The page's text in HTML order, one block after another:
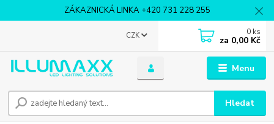
ZÁKAZNICKÁ LINKA +420 731 228 255
Menu
CZK
Hledat
0 ks
za 0,00 Kč